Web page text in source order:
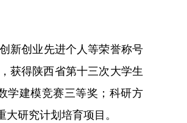
新创业先进个人等荣誉称号
获得陕西省第十三次大学生
学建模竞赛三等奖；科研方
研究计划培育项目。